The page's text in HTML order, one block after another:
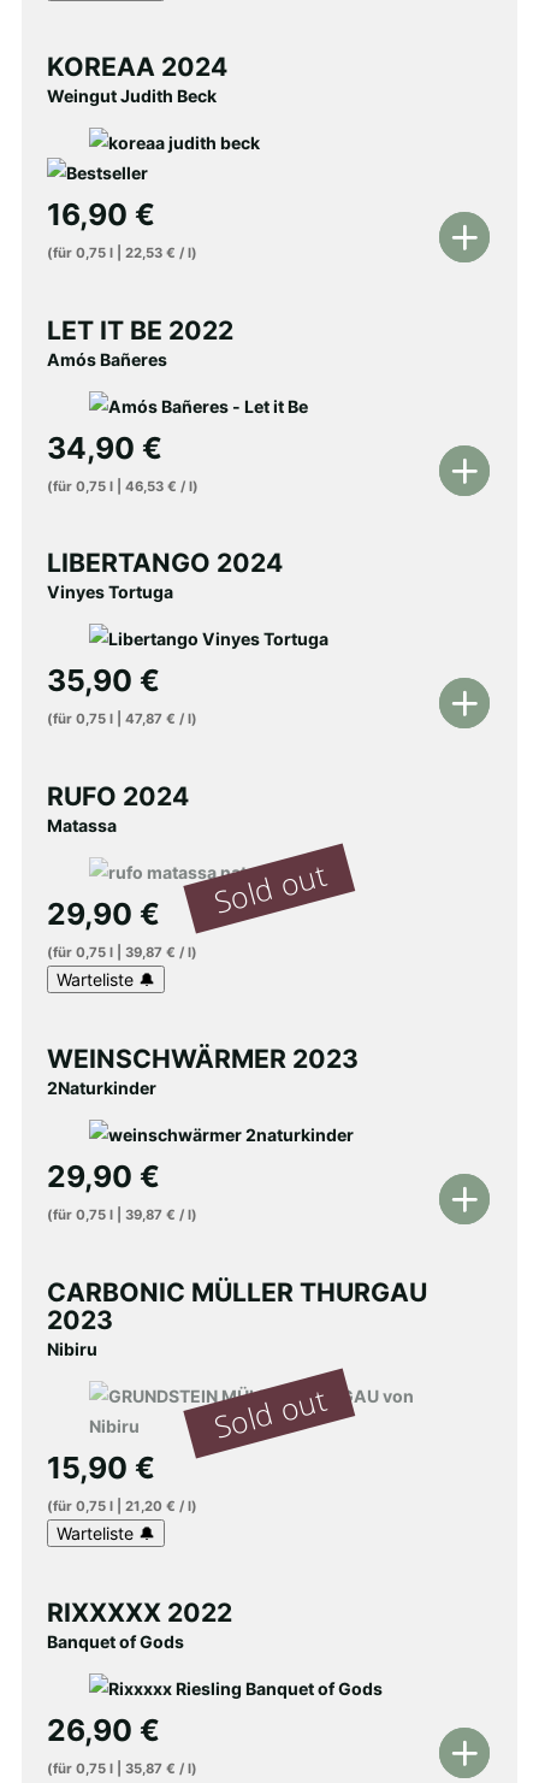
KOREAA 2024
Weingut Judith Beck
16,90 €
(für 0,75 l| 22,53 € / l)
In
LET IT BE 2022
Amós Bañeres
34,90 €
(für 0,75 l| 46,53 € / l)
In
LIBERTANGO 2024
Vinyes Tortuga
35,90 €
(für 0,75 l| 47,87 € / l)
In
RUFO 2024
Matassa
29,90 €
(für 0,75 l| 39,87 € / l)
WEINSCHWÄRMER 2023
2Naturkinder
29,90 €
(für 0,75 l| 39,87 € / l)
In
CARBONIC MÜLLER THURGAU
2023
Nibiru
15,90 €
(für 0,75 l| 21,20 € / l)
RIXXXXX 2022
Banquet of Gods
26,90 €
(für 0,75 l| 35,87 € / l)
In